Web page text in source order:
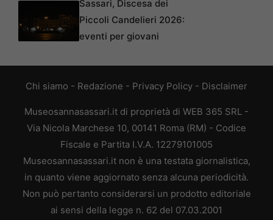
Sassari, Discesa dei
Piccoli Candelieri 2026:
eventi per giovani
Chi siamo - Redazione - Privacy Policy - Disclaimer
Museosannasassari.it di proprietà di WEB 365 SRL -
Via Nicola Marchese 10, 00141 Roma (RM) - Codice
Fiscale e Partita I.V.A. 12279101005
Museosannasassari.it non è una testata giornalistica,
in quanto viene aggiornato senza alcuna periodicità.
Non può pertanto considerarsi un prodotto editoriale
ai sensi della legge n. 62 del 07.03.2001